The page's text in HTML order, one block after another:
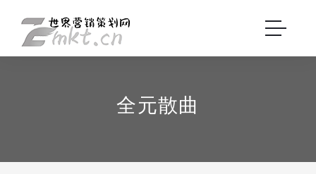
全元散曲